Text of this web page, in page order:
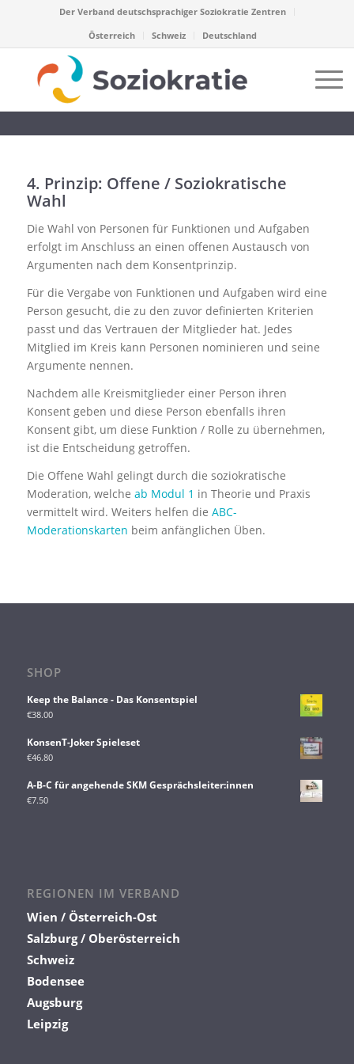
Der Verband deutschsprachiger Soziokratie Zentren
Österreich
Schweiz Deutschland
4. Prinzip: Offene / Soziokratische
Wahl
Die Wahl von Personen für Funktionen und Aufgaben
erfolgt im Anschluss an einen offenen Austausch von
Argumenten nach dem Konsentprinzip.
Für die Vergabe von Funktionen und Aufgaben wird eine
Person gesucht, die zu den zuvor definierten Kriterien
passt und das Vertrauen der Mitglieder hat. Jedes
Mitglied im Kreis kann Personen nominieren und seine
Argumente nennen.
Nachdem alle Kreismitglieder einer Person ihren
Konsent geben und diese Person ebenfalls ihren
Konsent gibt, um diese Funktion / Rolle zu übernehmen,
ist die Entscheidung getroffen.
Die Offene Wahl gelingt durch die soziokratische
Moderation, welche ab Modul 1 in Theorie und Praxis
vermittelt wird. Weiters helfen die ABC-
Moderationskarten beim anfänglichen Üben.
SHOP
Keep the Balance - Das Konsentspiel
€38.00
KonsenT-Joker Spieleset
€46.80
A-B-C für angehende SKM Gesprächsleiter:innen
€7.50
REGIONEN IM VERBAND
Wien / Österreich-Ost
Salzburg / Oberösterreich
Schweiz
Bodensee
Augsburg
Leipzig